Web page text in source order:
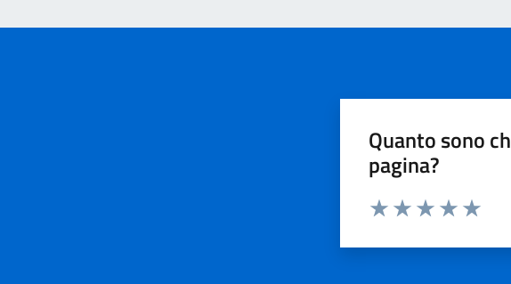
Quanto sono
pagina?